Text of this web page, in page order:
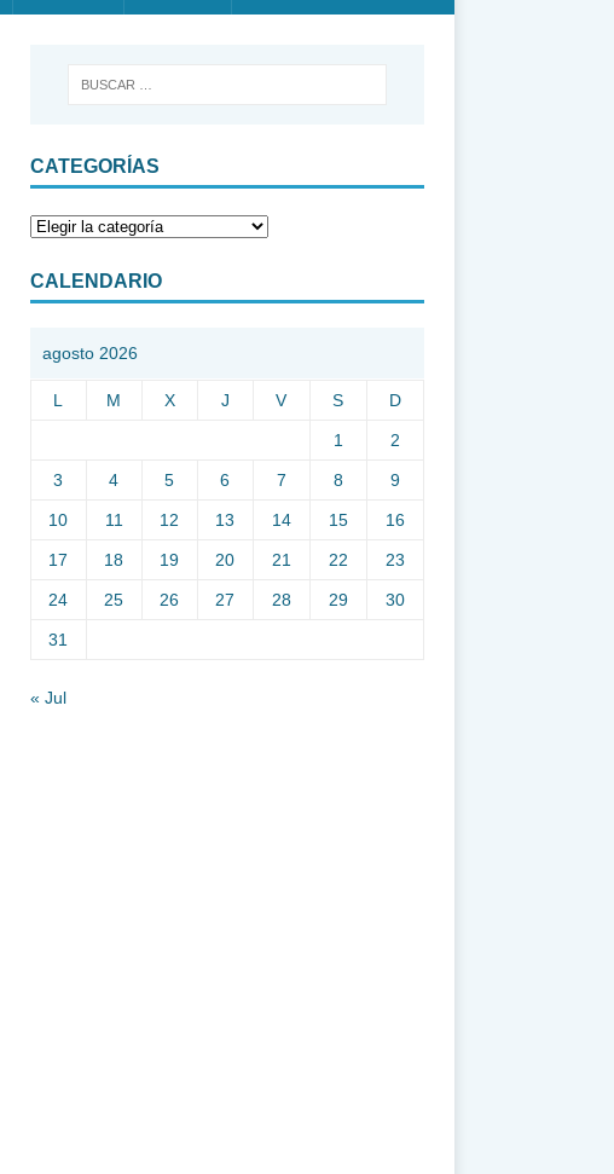
CATEGORÍAS
CALENDARIO
agosto 2026
L M X J V S D
1 2
3 4 5 6 7 8 9
10 11 12 13 14 15 16
17 18 19 20 21 22 23
24 25 26 27 28 29 30
31
« Jul